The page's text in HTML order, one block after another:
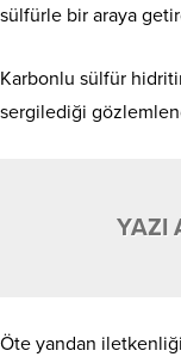
sülfürle bir araya
Karbonlu sülfür
sergilediği
YAZI
Öte yandan